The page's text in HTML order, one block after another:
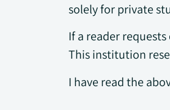
solely for private
If a reader
This institution
I have read the